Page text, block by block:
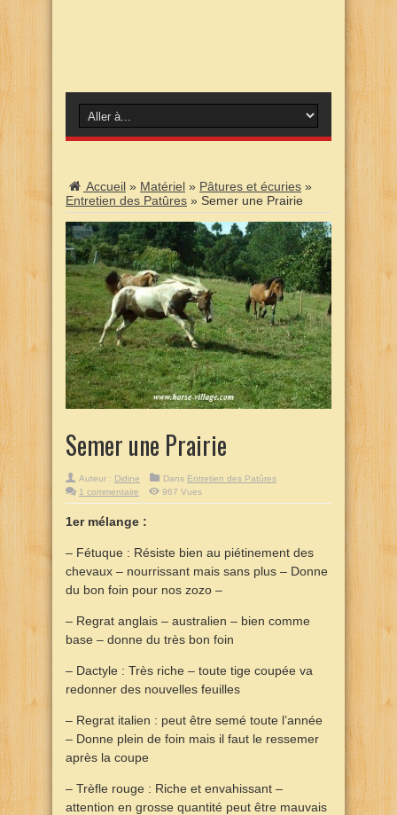
Accueil » Matériel » Pâtures et écuries »
Entretien des Patûres » Semer une Prairie
Semer une Prairie
Auteur : Didine Dans Entretien des Patûres
1 commentaire
967 Vues
1er mélange :
– Fétuque : Résiste bien au piétinement des
chevaux – nourrissant mais sans plus – Donne
du bon foin pour nos zozo –
– Regrat anglais – australien – bien comme
base – donne du très bon foin
– Dactyle : Très riche – toute tige coupée va
redonner des nouvelles feuilles
– Regrat italien : peut être semé toute l’année
– Donne plein de foin mais il faut le ressemer
après la coupe
– Trèfle rouge : Riche et envahissant –
attention en grosse quantité peut être mauvais